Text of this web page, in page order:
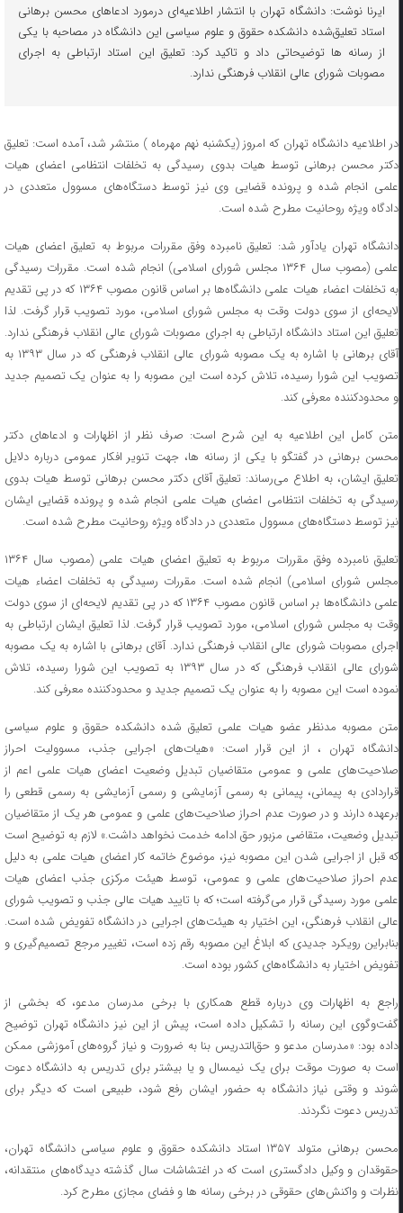
ایرنا نوشت: دانشگاه تهران با انتشار اطلاعیه‌ای درمورد ادعاهای محسن برهانی
استاد تعلیق‌شده دانشکده حقوق و علوم سیاسی این دانشگاه در مصاحبه با یکی
از رسانه ها توضیحاتی داد و تاکید کرد: تعلیق این استاد ارتباطی به اجرای
مصوبات شورای عالی انقلاب فرهنگی ندارد.
در اطلاعیه دانشگاه تهران که امروز (یکشنبه نهم مهرماه ) منتشر شد، آمده است: تعلیق
دکتر محسن برهانی توسط هیات بدوی رسیدگی به تخلفات انتظامی اعضای هیات
علمی انجام شده و پرونده قضایی وی نیز توسط دستگاه‌های مسوول متعددی در
دادگاه ویژه روحانیت مطرح شده است.
دانشگاه تهران یادآور شد: تعلیق نامبرده وفق مقررات مربوط به تعلیق اعضای هیات
علمی (مصوب سال ۱۳۶۴ مجلس شورای اسلامی) انجام شده است. مقررات رسیدگی
به تخلفات اعضاء هیات علمی دانشگاه‌ها بر اساس قانون مصوب ۱۳۶۴ که در پی تقدیم
لایحه‌ای از سوی دولت وقت به مجلس شورای اسلامی، مورد تصویب قرار گرفت. لذا
تعلیق این استاد دانشگاه ارتباطی به اجرای مصوبات شورای عالی انقلاب فرهنگی ندارد.
آقای برهانی با اشاره به یک مصوبه شورای عالی انقلاب فرهنگی که در سال ۱۳۹۳ به
تصویب این شورا رسیده، تلاش کرده است این مصوبه را به عنوان یک تصمیم جدید
و محدودکننده معرفی کند.
متن کامل این اطلاعیه به این شرح است: صرف نظر از اظهارات و ادعاهای دکتر
محسن برهانی در گفتگو با یکی از رسانه ها، جهت تنویر افکار عمومی درباره دلایل
تعلیق ایشان، به اطلاع می‌رساند: تعلیق آقای دکتر محسن برهانی توسط هیات بدوی
رسیدگی به تخلفات انتظامی اعضای هیات علمی انجام شده و پرونده قضایی ایشان
نیز توسط دستگاه‌های مسوول متعددی در دادگاه ویژه روحانیت مطرح شده است.
تعلیق نامبرده وفق مقررات مربوط به تعلیق اعضای هیات علمی (مصوب سال ۱۳۶۴
مجلس شورای اسلامی) انجام شده است. مقررات رسیدگی به تخلفات اعضاء هیات
علمی دانشگاه‌ها بر اساس قانون مصوب ۱۳۶۴ که در پی تقدیم لایحه‌ای از سوی دولت
وقت به مجلس شورای اسلامی، مورد تصویب قرار گرفت. لذا تعلیق ایشان ارتباطی به
اجرای مصوبات شورای عالی انقلاب فرهنگی ندارد. آقای برهانی با اشاره به یک مصوبه
شورای عالی انقلاب فرهنگی که در سال ۱۳۹۳ به تصویب این شورا رسیده، تلاش
نموده است این مصوبه را به عنوان یک تصمیم جدید و محدودکننده معرفی کند.
متن مصوبه مدنظر عضو هیات علمی تعلیق شده دانشکده حقوق و علوم سیاسی
دانشگاه تهران ، از این قرار است: «هیات‌های اجرایی جذب، مسوولیت احراز
صلاحیت‌های علمی و عمومی متقاضیان تبدیل وضعیت اعضای هیات علمی اعم از
قراردادی به پیمانی، پیمانی به رسمی آزمایشی و رسمی آزمایشی به رسمی قطعی را
برعهده دارند و در صورت عدم احراز صلاحیت‌های علمی و عمومی هر یک از متقاضیان
تبدیل وضعیت، متقاضی مزبور حق ادامه خدمت نخواهد داشت.» لازم به توضیح است
که قبل از اجرایی شدن این مصوبه نیز، موضوع خاتمه کار اعضای هیات علمی به دلیل
عدم احراز صلاحیت‌های علمی و عمومی، توسط هیئت‌ مرکزی جذب اعضای هیات
علمی مورد رسیدگی قرار می‌گرفته است؛ که با تایید هیات عالی جذب و تصویب شورای
عالی انقلاب فرهنگی، این اختیار به هیئت‌های اجرایی در دانشگاه تفویض شده است.
بنابراین رویکرد جدیدی که ابلاغ این مصوبه رقم زده است، تغییر مرجع تصمیم‌گیری و
تفویض اختیار به دانشگاه‌های کشور بوده است.
راجع به اظهارات وی درباره قطع همکاری با برخی مدرسان مدعو، که بخشی از
گفت‌وگوی این رسانه را تشکیل ‌داده است، پیش از این نیز دانشگاه تهران توضیح
داده بود: «مدرسان مدعو و حق‌التدریس بنا به ضرورت و نیاز گروه‌های آموزشی ممکن
است به صورت موقت برای یک نیمسال و یا بیشتر برای تدریس به دانشگاه دعوت
شوند و وقتی نیاز دانشگاه به حضور ایشان رفع شود، طبیعی است که دیگر برای
تدریس دعوت نگردند.
محسن برهانی متولد ۱۳۵۷ استاد دانشکده حقوق و علوم سیاسی دانشگاه تهران،
حقوقدان و وکیل دادگستری است که در اغتشاشات سال گذشته دیدگاه‌های منتقدانه،
نظرات و واکنش‌های حقوقی در برخی رسانه ها و فضای مجازی مطرح کرد.